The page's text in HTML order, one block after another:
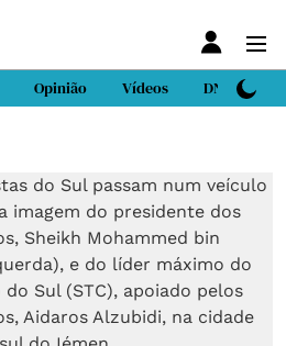
Opinião Vídeos DN Sport